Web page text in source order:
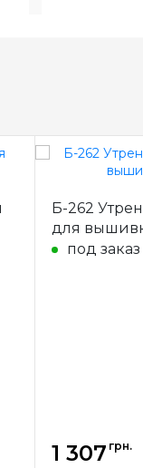
Б-262
для
под
1 307 грн.